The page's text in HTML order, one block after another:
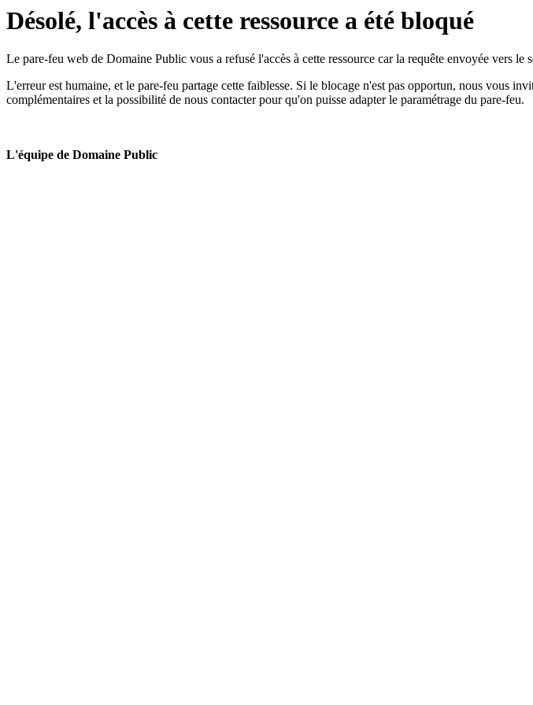
Désolé, l'accès à cette ressource a été bloqué
Le pare-feu web de Domaine Public vous a refusé l'accès à cette ressource car la requête envoyée vers le
L'erreur est humaine, et le pare-feu partage cette faiblesse. Si le blocage n'est pas opportun, nous vous
complémentaires et la possibilité de nous contacter pour qu'on puisse adapter le paramétrage du pare-feu.
L'équipe de Domaine Public